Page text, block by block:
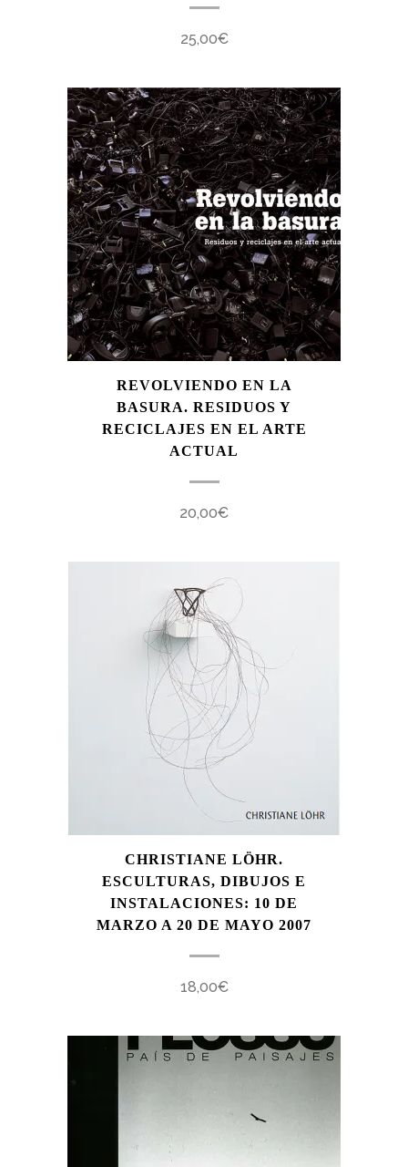
25,00€
REVOLVIENDO EN LA
BASURA. RESIDUOS Y
RECICLAJES EN EL ARTE
ACTUAL
20,00€
CHRISTIANE LÖHR.
ESCULTURAS, DIBUJOS E
INSTALACIONES: 10 DE
MARZO A 20 DE MAYO 2007
18,00€